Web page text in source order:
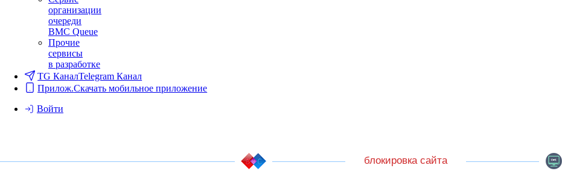
организации
очереди
BMC Queue
Прочие
сервисы
в разработке
TG КаналTelegram Канал
Прилож.Скачать мобильное приложение
Войти
блокировка сайта